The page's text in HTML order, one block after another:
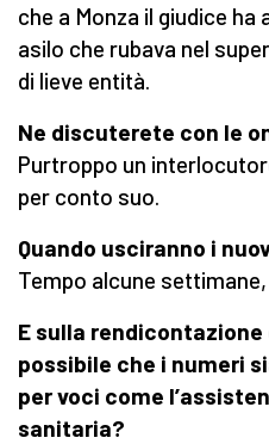
che a Monza il giudice
asilo che rubava nel
di lieve entità.
Ne discuterete con le
Purtroppo un
per conto suo.
Quando usciranno i
Tempo alcune
E sulla rendicontazione
possibile che i numeri
per voci come
sanitaria?